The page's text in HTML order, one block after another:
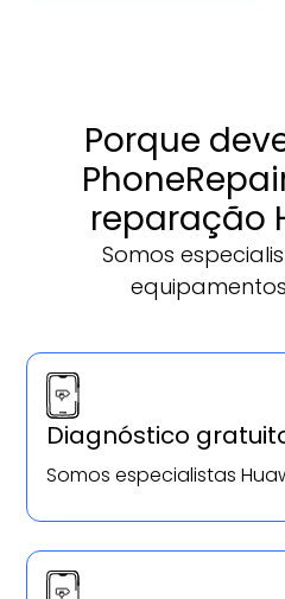
Porque
reparação
Somos
Diagnóstico
Somos especialistas